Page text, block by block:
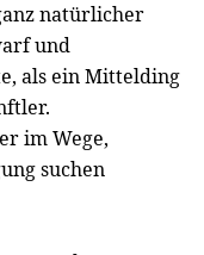
natürlicher
und
als ein Mittelding
im Wege,
suchen